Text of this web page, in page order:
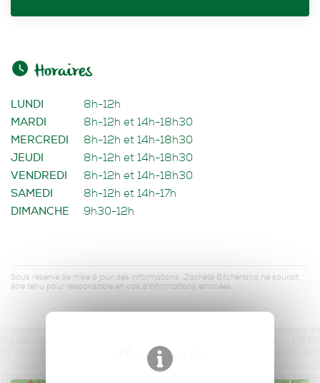
Horaires
LUNDI
8h-12h
MARDI
8h-12h et 14h-18h30
MERCREDI
8h-12h et 14h-18h30
JEUDI
8h-12h et 14h-18h30
VENDREDI
8h-12h et 14h-18h30
SAMEDI
8h-12h et 14h-17h
DIMANCHE
9h30-12h
Sous réserve de mise à jour des informations. J'achète Bitcherland ne saurait
être tenu pour responsable en cas d'informations erronées.
Plan d'accès